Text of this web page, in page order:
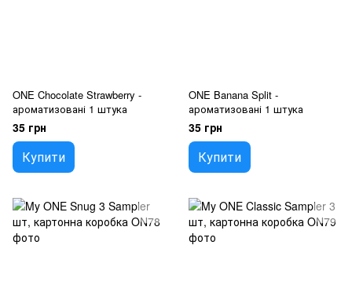
ONE Chocolate Strawberry -
ароматизовані 1 штука
35 грн
Купити
ONE Banana Split -
ароматизовані 1 штука
35 грн
Купити